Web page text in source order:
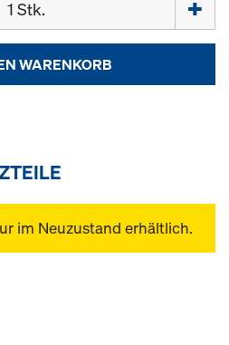
WARENKORB
im Neuzustand erhältlich.